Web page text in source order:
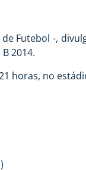
Futebol -,
2014.
horas, no